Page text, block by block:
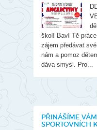
škol! Baví Tě
zájem předávat
nám a pomoz
dáva smysl. Pro...
PŘINÁŠÍME
SPORTOVNÍCH